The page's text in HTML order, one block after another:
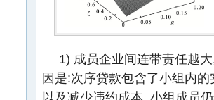
1) 成员企业间连带责任越
因是:次序贷款包含了小组内